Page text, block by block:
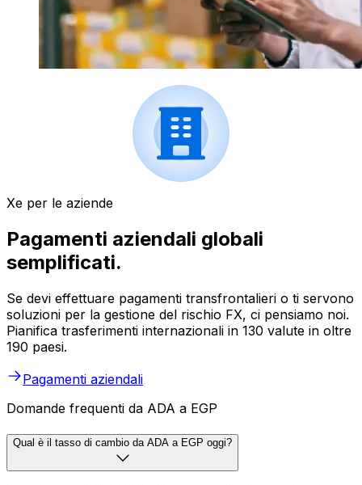
Xe per le aziende
Pagamenti aziendali globali
semplificati.
Se devi effettuare pagamenti transfrontalieri o ti servono
soluzioni per la gestione del rischio FX, ci pensiamo noi.
Pianifica trasferimenti internazionali in 130 valute in oltre
190 paesi.
Pagamenti aziendali
Domande frequenti da ADA a EGP
Qual è il tasso di cambio da ADA a EGP oggi?